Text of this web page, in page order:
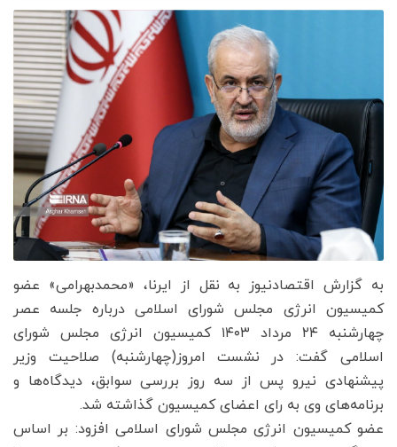
به گزارش اقتصادنیوز به نقل از ایرنا، «محمدبهرامی» عضو
کمیسیون انرژی مجلس شورای اسلامی درباره جلسه عصر
چهارشنبه ۲۴ مرداد ۱۴۰۳ کمیسیون انرژی مجلس شورای
اسلامی گفت: در نشست امروز(چهارشنبه) صلاحیت وزیر
پیشنهادی نیرو پس از سه روز بررسی سوابق، دیدگاه‌ها و
برنامه‌های وی به رای اعضای کمیسیون گذاشته شد.
عضو کمیسیون انرژی مجلس شورای اسلامی افزود: بر اساس